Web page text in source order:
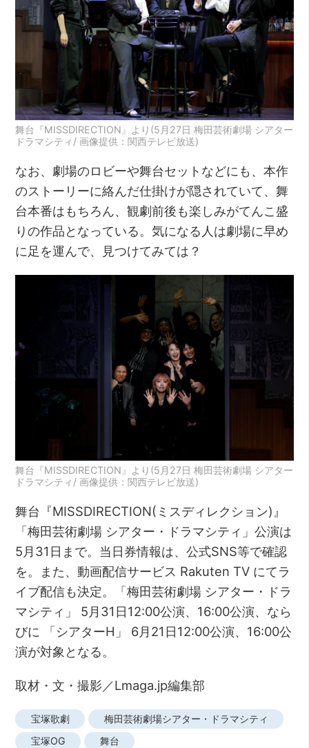
舞台『MISSDIRECTION』より(5月27日 梅田芸術劇場 シアター
ドラマシティ/ 画像提供：関西テレビ放送)
なお、劇場のロビーや舞台セットなどにも、本作
のストーリーに絡んだ仕掛けが隠されていて、舞
台本番はもちろん、観劇前後も楽しみがてんこ盛
りの作品となっている。気になる人は劇場に早め
に足を運んで、見つけてみては？
舞台『MISSDIRECTION』より(5月27日 梅田芸術劇場 シアター
ドラマシティ/ 画像提供：関西テレビ放送)
舞台『MISSDIRECTION(ミスディレクション)』
「梅田芸術劇場 シアター・ドラマシティ」公演は
5月31日まで。当日券情報は、公式SNS等で確認
を。また、動画配信サービス Rakuten TV にてラ
イブ配信も決定。「梅田芸術劇場 シアター・ドラ
マシティ」 5月31日12:00公演、16:00公演、なら
びに 「シアターH」 6月21日12:00公演、16:00公
演が対象となる。
取材・文・撮影／Lmaga.jp編集部
宝塚歌劇
梅田芸術劇場シアター・ドラマシティ
宝塚OG
舞台